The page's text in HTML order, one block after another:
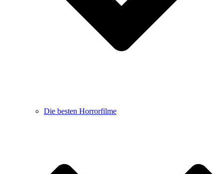
Die besten Horrorfilme